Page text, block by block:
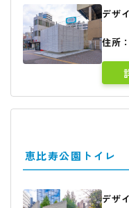
デザ
住所：
恵比寿公園トイレ
デザ